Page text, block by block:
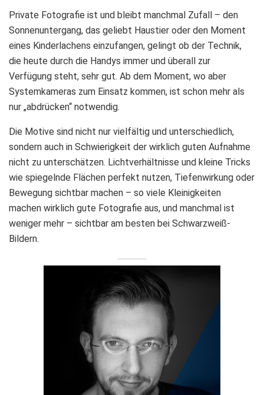
Private Fotografie ist und bleibt manchmal Zufall – den
Sonnenuntergang, das geliebt Haustier oder den Moment
eines Kinderlachens einzufangen, gelingt ob der Technik,
die heute durch die Handys immer und überall zur
Verfügung steht, sehr gut. Ab dem Moment, wo aber
Systemkameras zum Einsatz kommen, ist schon mehr als
nur „abdrücken“ notwendig.
Die Motive sind nicht nur vielfältig und unterschiedlich,
sondern auch in Schwierigkeit der wirklich guten Aufnahme
nicht zu unterschätzen. Lichtverhältnisse und kleine Tricks
wie spiegelnde Flächen perfekt nutzen, Tiefenwirkung oder
Bewegung sichtbar machen – so viele Kleinigkeiten
machen wirklich gute Fotografie aus, und manchmal ist
weniger mehr – sichtbar am besten bei Schwarzweiß-
Bildern.